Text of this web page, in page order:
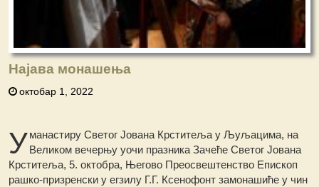
Најава монашења
октобар 1, 2022
Уманастиру Светог Јована Крститеља у Љуљацима, на
Великом вечерњу уочи празника Зачеће Светог Јована
Крститеља, 5. октобра, Његово Преосвештенство Епископ
рашко-призренски у егзилу Г.Г. Ксенофонт замонашиће у чин